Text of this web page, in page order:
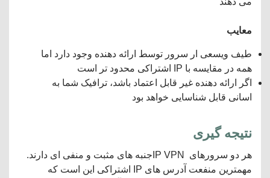
معایب
طیف ویسعی ار سرور توسط ارائه دهنده وجود دارد اما
همه در مقایسه با IP اشتراکی محدود تر است
اگر ارائه دهنده غیر قابل اعتماد باشد، ترافیک شما به
اسانی قابل شناسایی خواهد بود
نتیجه گیری
هر دو سرورهای IP VPNجنبه های مثبت و منفی ای دارند.
مهمترین منفعت آدرس های IP اشتراکی این است که